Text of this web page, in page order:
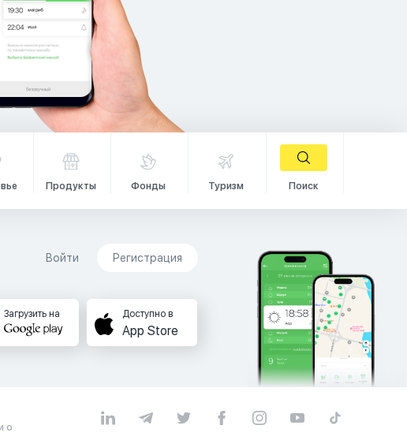
Продукты Фонды Туризм Поиск
Войти Регистрация
Загрузить на Доступно в
App Store
о